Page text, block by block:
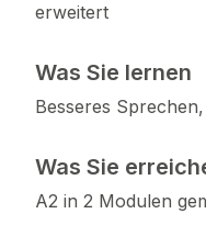
erweitert
Was Sie lernen
Besseres
Was Sie
A2 in 2 Modulen